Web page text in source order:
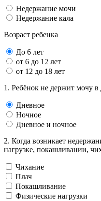
Недержание мочи
Недержание кала
Возраст ребенка
До 6 лет
от 6 до 12 лет
от 12 до 18 лет
1. Ребёнок не держит мочу
Дневное
Ночное
Дневное и ночное
2. Когда возникает
нагрузке, покашливании,
Чихание
Плач
Покашливание
Физические нагрузки